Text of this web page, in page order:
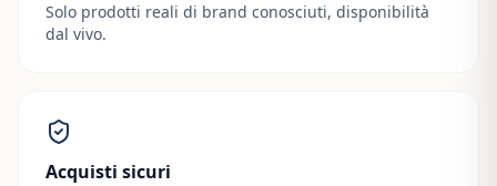
Solo prodotti reali di brand conosciuti, disponibilità
dal vivo.
Acquisti sicuri